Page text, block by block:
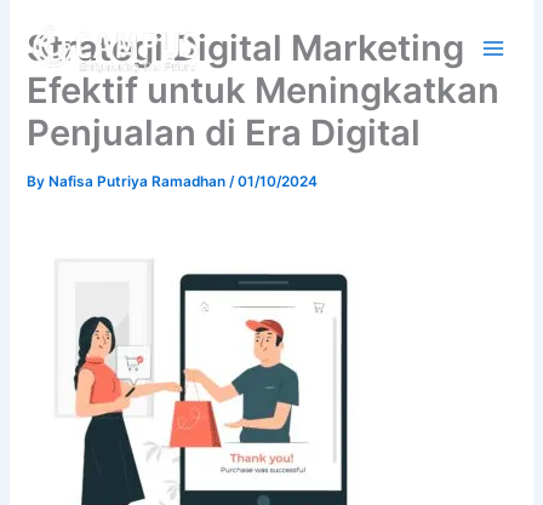
content
Strategi Digital Marketing
Efektif untuk Meningkatkan
Penjualan di Era Digital
ByNafisa Putriya Ramadhan/01/10/2024